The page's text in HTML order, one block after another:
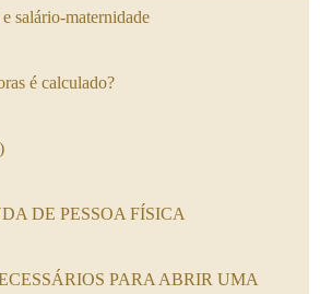
salário-maternidade
é calculado?
DE PESSOA FÍSICA
PARA ABRIR UMA